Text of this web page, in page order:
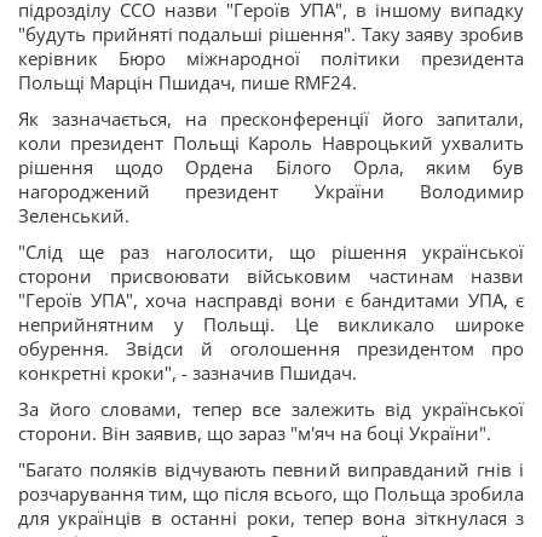
підрозділу ССО назви "Героїв УПА", в іншому випадку
"будуть прийняті подальші рішення". Таку заяву зробив
керівник Бюро міжнародної політики президента
Польщі Марцін Пшидач, пише RMF24.
Як зазначається, на пресконференції його запитали,
коли президент Польщі Кароль Навроцький ухвалить
рішення щодо Ордена Білого Орла, яким був
нагороджений президент України Володимир
Зеленський.
"Слід ще раз наголосити, що рішення української
сторони присвоювати військовим частинам назви
"Героїв УПА", хоча насправді вони є бандитами УПА, є
неприйнятним у Польщі. Це викликало широке
обурення. Звідси й оголошення президентом про
конкретні кроки", - зазначив Пшидач.
За його словами, тепер все залежить від української
сторони. Він заявив, що зараз "м'яч на боці України".
"Багато поляків відчувають певний виправданий гнів і
розчарування тим, що після всього, що Польща зробила
для українців в останні роки, тепер вона зіткнулася з